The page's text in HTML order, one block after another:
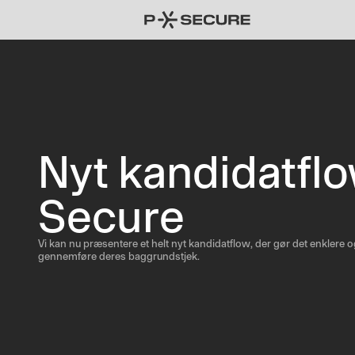
Nyt
Secure
Vi kan nu præsentere et helt nyt kandidatflow, der gør det enklere
gennemføre deres baggrundstjek.